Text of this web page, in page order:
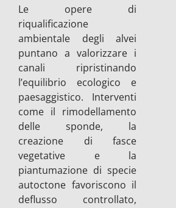
Le opere di
riqualificazione
ambientale degli alvei
puntano a valorizzare i
canali ripristinando
l’equilibrio ecologico e
paesaggistico. Interventi
come il rimodellamento
delle sponde, la
creazione di fasce
vegetative e la
piantumazione di specie
autoctone favoriscono il
deflusso controllato,